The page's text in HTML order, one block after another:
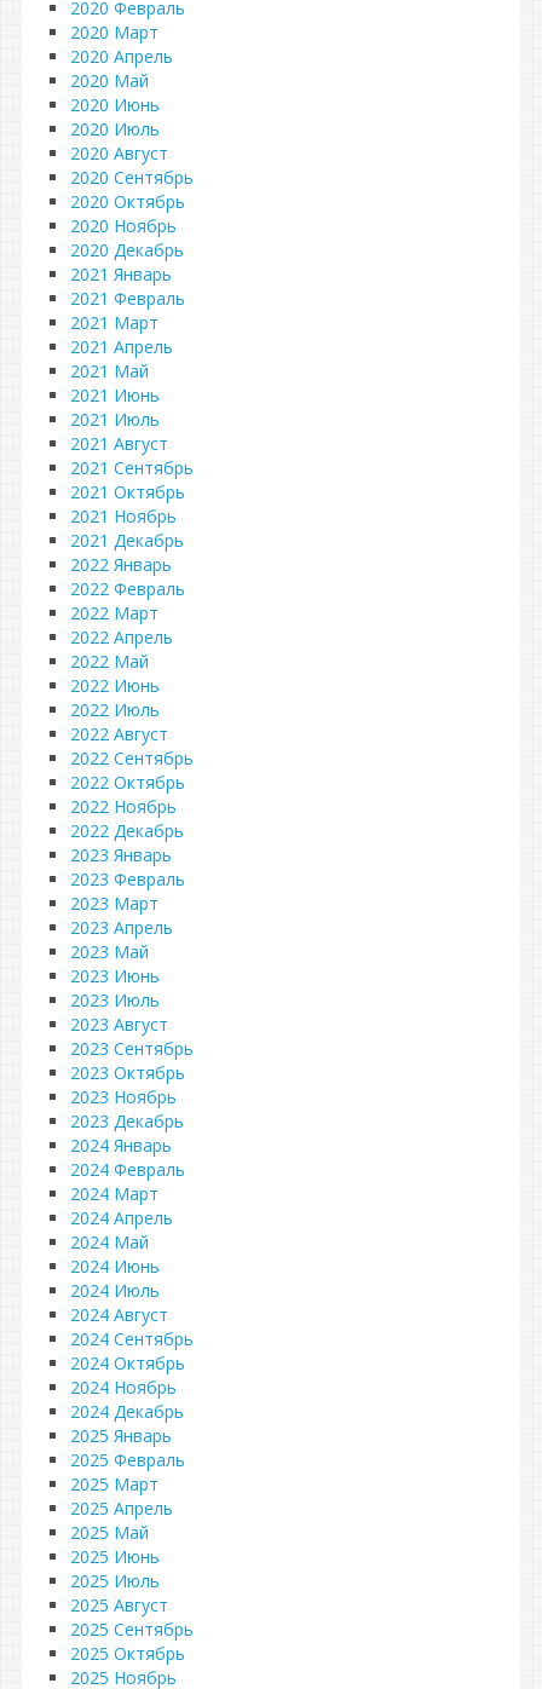
2020 Февраль
2020 Март
2020 Апрель
2020 Май
2020 Июнь
2020 Июль
2020 Август
2020 Сентябрь
2020 Октябрь
2020 Ноябрь
2020 Декабрь
2021 Январь
2021 Февраль
2021 Март
2021 Апрель
2021 Май
2021 Июнь
2021 Июль
2021 Август
2021 Сентябрь
2021 Октябрь
2021 Ноябрь
2021 Декабрь
2022 Январь
2022 Февраль
2022 Март
2022 Апрель
2022 Май
2022 Июнь
2022 Июль
2022 Август
2022 Сентябрь
2022 Октябрь
2022 Ноябрь
2022 Декабрь
2023 Январь
2023 Февраль
2023 Март
2023 Апрель
2023 Май
2023 Июнь
2023 Июль
2023 Август
2023 Сентябрь
2023 Октябрь
2023 Ноябрь
2023 Декабрь
2024 Январь
2024 Февраль
2024 Март
2024 Апрель
2024 Май
2024 Июнь
2024 Июль
2024 Август
2024 Сентябрь
2024 Октябрь
2024 Ноябрь
2024 Декабрь
2025 Январь
2025 Февраль
2025 Март
2025 Апрель
2025 Май
2025 Июнь
2025 Июль
2025 Август
2025 Сентябрь
2025 Октябрь
2025 Ноябрь